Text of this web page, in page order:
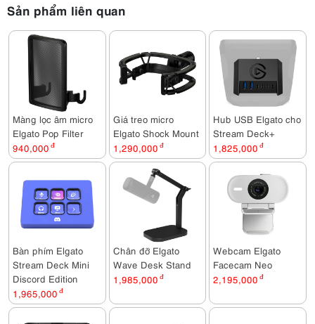
Sản phẩm liên quan
Màng lọc âm micro
Elgato Pop Filter
940,000 đ
Giá treo micro
Elgato Shock Mount
1,290,000 đ
Hub USB Elgato cho
Stream Deck+
1,825,000 đ
Bàn phím Elgato
Stream Deck Mini
Discord Edition
1,965,000 đ
Chân đỡ Elgato
Wave Desk Stand
1,985,000 đ
Webcam Elgato
Facecam Neo
2,195,000 đ